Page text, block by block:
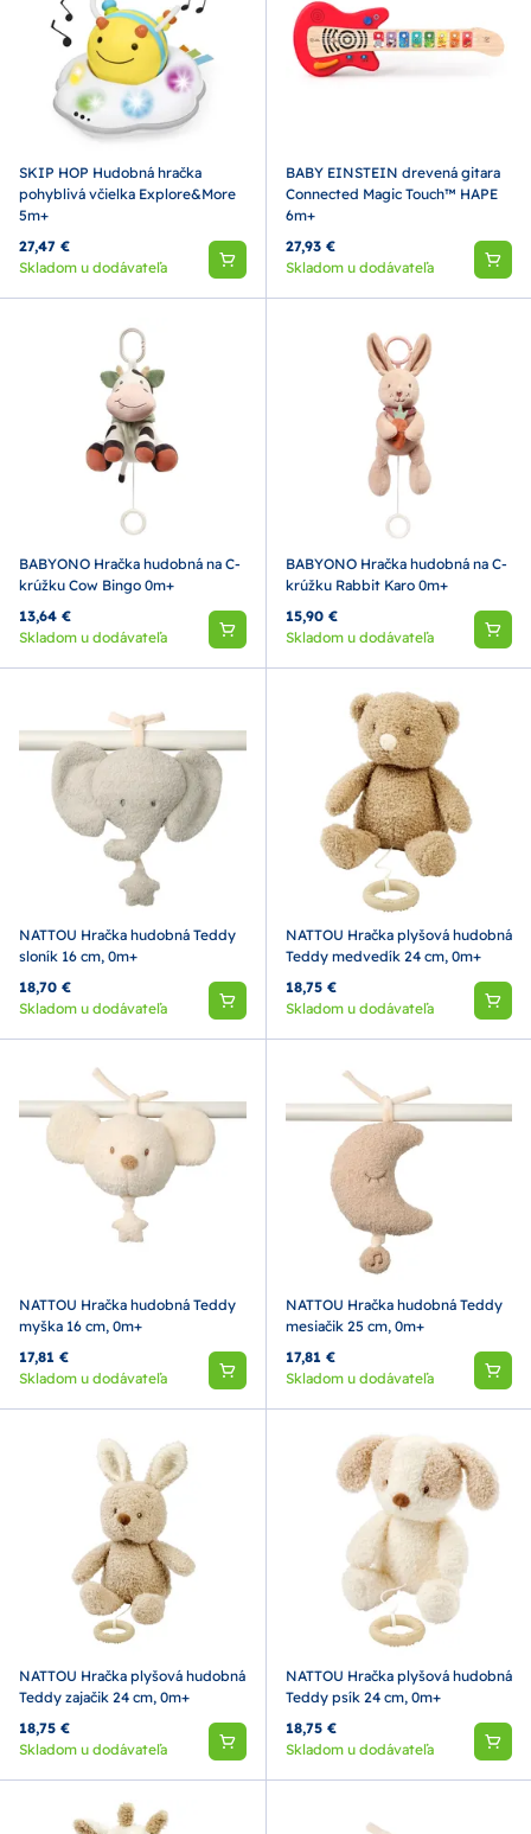
SKIP HOP Hudobná hračka
pohyblivá včielka Explore&More
5m+
27,47 €
Skladom u dodávateľa
BABY EINSTEIN drevená gitara
Connected Magic Touch™ HAPE
6m+
27,93 €
Skladom u dodávateľa
BABYONO Hračka hudobná na C-
krúžku Cow Bingo 0m+
13,64 €
Skladom u dodávateľa
BABYONO Hračka hudobná na C-
krúžku Rabbit Karo 0m+
15,90 €
Skladom u dodávateľa
NATTOU Hračka hudobná Teddy
sloník 16 cm, 0m+
18,70 €
Skladom u dodávateľa
NATTOU Hračka plyšová hudobná
Teddy medvedík 24 cm, 0m+
18,75 €
Skladom u dodávateľa
NATTOU Hračka hudobná Teddy
myška 16 cm, 0m+
17,81 €
Skladom u dodávateľa
NATTOU Hračka hudobná Teddy
mesiačik 25 cm, 0m+
17,81 €
Skladom u dodávateľa
NATTOU Hračka plyšová hudobná
Teddy zajačik 24 cm, 0m+
18,75 €
Skladom u dodávateľa
NATTOU Hračka plyšová hudobná
Teddy psík 24 cm, 0m+
18,75 €
Skladom u dodávateľa